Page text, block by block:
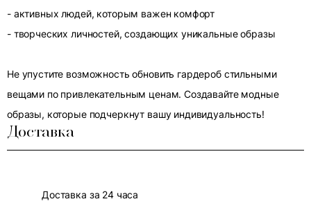
- активных людей, которым важен комфорт
- творческих личностей, создающих уникальные образы
Не упустите возможность обновить гардероб стильными
вещами по привлекательным ценам. Создавайте модные
образы, которые подчеркнут вашу индивидуальность!
Доставка
Доставка за 24 часа